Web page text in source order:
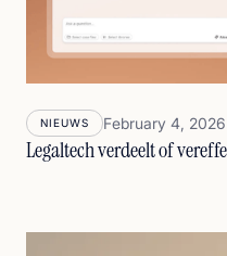
NIEUWS February 4, 2026
Legaltech verdeelt of